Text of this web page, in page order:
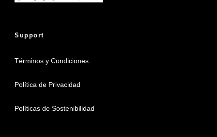
Support
Términos y Condiciones
Política de Privacidad
Políticas de Sostenibilidad